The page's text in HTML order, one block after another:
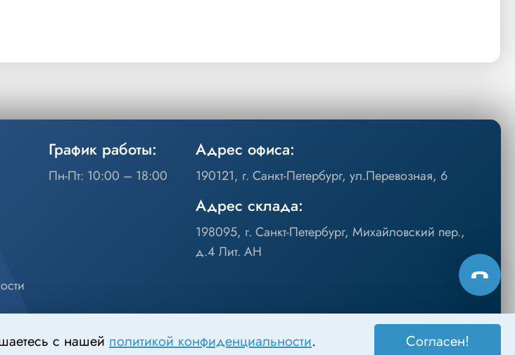
График работы:
Пн-Пт: 10:00 – 18:00
Адрес офиса:
190121, г. Санкт-Петербург, ул.Перевозная, 6
Адрес склада:
198095, г. Санкт-Петербург, Михайловский пер.,
д.4 Лит. АН
с нашей политикой конфиденциальности. Согласен!